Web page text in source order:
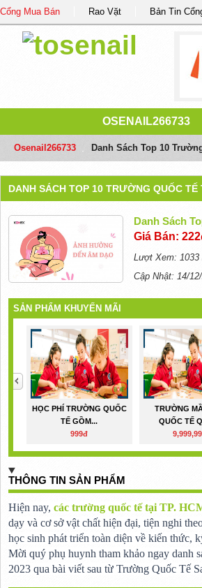
Cổng Mua Bán Rao Vặt Bản Tin
OSENAIL266733
Osenail266733 Danh Sách Top 10
DANH SÁCH TOP 10 TRƯỜNG QUỐC
Danh Sách
Giá Bán:
Lượt Xem: 1033
Cập Nhật: 14/
SẢN PHẨM KHUYẾN MÃI
HỌC PHÍ TRƯỜNG QUỐC
TẾ GỒM...
999đ
TRƯỜNG
QUỐC TẾ
THÔNG TIN SẢN PHẨM
Hiện nay, các trường quốc tế tại TP.
dạy và cơ sở vật chất hiện đại, tiện nghi
học sinh phát triển toàn diện về kiến thức,
Mời quý phụ huynh tham khảo ngay danh
2023 qua bài viết sau từ Trường Quốc Tế